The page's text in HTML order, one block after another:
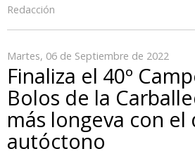
Redacción
Martes, 06 de Septiembre de 2022
Finaliza el 40º
Bolos de la
más longeva con
autóctono